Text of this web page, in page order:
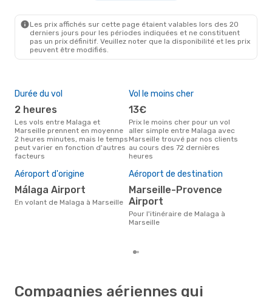
Les prix affichés sur cette page étaient valables lors des 20
derniers jours pour les périodes indiquées et ne constituent
pas un prix définitif. Veuillez noter que la disponibilité et les prix
peuvent être modifiés.
Durée du vol
2 heures
Les vols entre Malaga et
Marseille prennent en moyenne
2 heures minutes, mais le temps
peut varier en fonction d'autres
facteurs
Vol le moins cher
13€
Prix le moins cher pour un vol
aller simple entre Malaga avec
Marseille trouvé par nos clients
au cours des 72 dernières
heures
Aéroport d'origine
Málaga Airport
En volant de Malaga à Marseille
Aéroport de destination
Marseille-Provence
Airport
Pour l'itinéraire de Malaga à
Marseille
Compagnies aériennes qui